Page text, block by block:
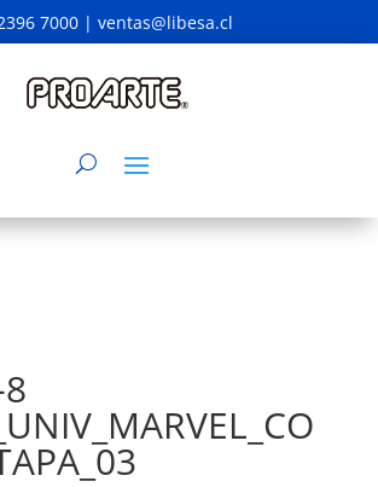
7000 | ventas@libesa.cl